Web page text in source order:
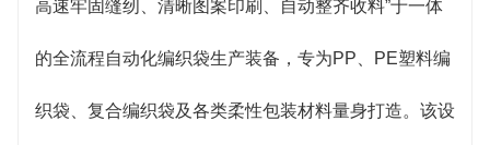
成品加工效率高，较分散式生产线综合效率大幅提
升，显著降低人力投入成本。
高速牢固缝纫、清晰图案印刷、自动整齐收料”于一体
的全流程自动化编织袋生产装备，专为PP、PE塑料编
织袋、复合编织袋及各类柔性包装材料量身打造。该设